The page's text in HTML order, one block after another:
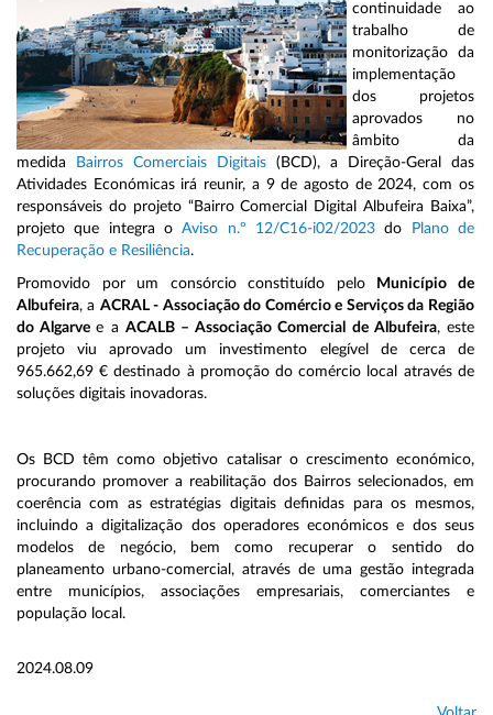
continuidade ao
trabalho de
monitorização da
implementação
dos projetos
aprovados no
âmbito da
medida
Bairros Comerciais Digitais(BCD), a Direção-Geral das
Atividades Económicas irá reunir, a 9 de agosto de 2024, com os
responsáveis do projeto “Bairro Comercial Digital Albufeira Baixa”,
projeto que integra oAviso n.º 12/C16-i02/2023do
Plano de
Recuperação e Resiliência.
Promovido por um consórcio constituído pelo
Município de
Albufeira, a ACRAL - Associação do Comércio e Serviços da Região
do Algarvee a ACALB – Associação Comercial de Albufeira, este
projeto viu aprovado um investimento elegível de cerca de
965.662,69 € destinado à promoção do comércio local através de
soluções digitais inovadoras.
Os BCD têm como objetivo catalisar o crescimento económico,
procurando promover a reabilitação dos Bairros selecionados, em
coerência com as estratégias digitais definidas para os mesmos,
incluindo a digitalização dos operadores económicos e dos seus
modelos de negócio, bem como recuperar o sentido do
planeamento urbano-comercial, através de uma gestão integrada
entre municípios, associações empresariais, comerciantes e
população local.
2024.08.09